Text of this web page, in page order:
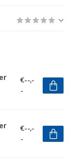
€--,-
-
€--,-
-